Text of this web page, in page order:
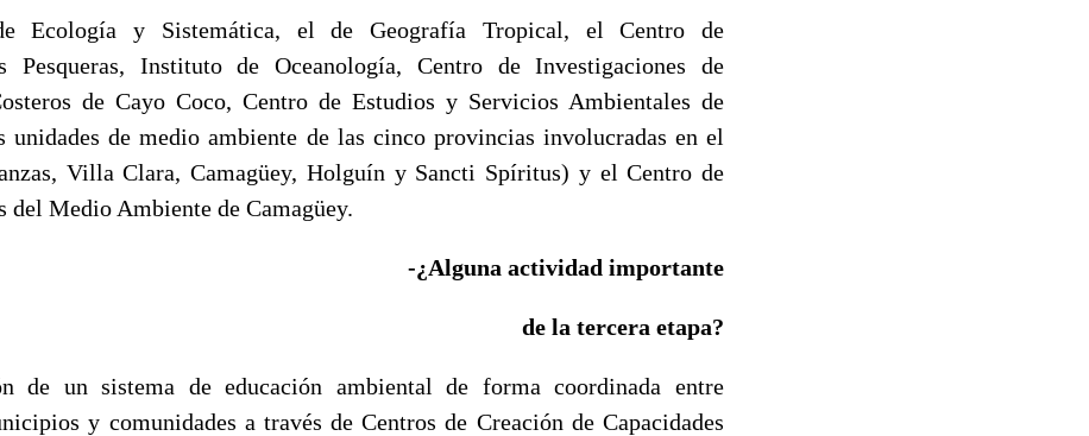
Ecología y Sistemática, el de Geografía Tropical, el Centro de
Pesqueras, Instituto de Oceanología, Centro de Investigaciones de
de Cayo Coco, Centro de Estudios y Servicios Ambientales de
de medio ambiente de las cinco provincias involucradas en el
Villa Clara, Camagüey, Holguín y Sancti Spíritus) y el Centro de
del Medio Ambiente de Camagüey.
-¿Alguna actividad importante
de la tercera etapa?
de un sistema de educación ambiental de forma coordinada entre
y comunidades a través de Centros de Creación de Capacidades